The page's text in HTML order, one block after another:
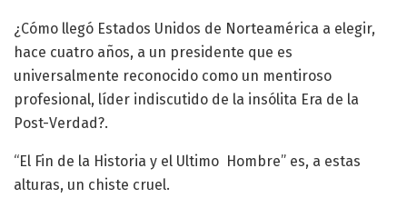
¿Cómo llegó Estados Unidos de Norteamérica a elegir,
hace cuatro años, a un presidente que es
universalmente reconocido como un mentiroso
profesional, líder indiscutido de la insólita Era de la
Post-Verdad?.
“El Fin de la Historia y el Ultimo Hombre” es, a estas
alturas, un chiste cruel.